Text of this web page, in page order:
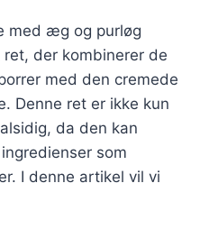
med æg og purløg
der kombinerer de
med den cremede
Denne ret er ikke kun
da den kan
som
I denne artikel vil vi